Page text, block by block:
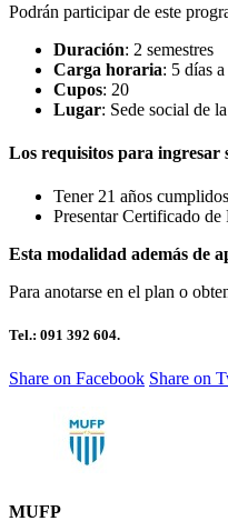
Podrán participar de este
Duración: 2 semestres
Carga horaria: 5 días
Cupos: 20
Lugar: Sede social de
Los requisitos para ingresar
Tener 21 años
Presentar Certificado
Esta modalidad además de
Para anotarse en el plan o
Tel.: 091 392 604.
Share on Facebook Share on
MUFP